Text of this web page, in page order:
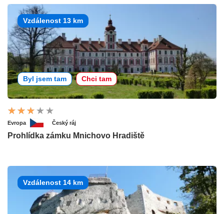
Vzdálenost 13 km
Byl jsem tam Chci tam
Evropa Český ráj
Prohlídka zámku Mnichovo Hradiště
Vzdálenost 14 km